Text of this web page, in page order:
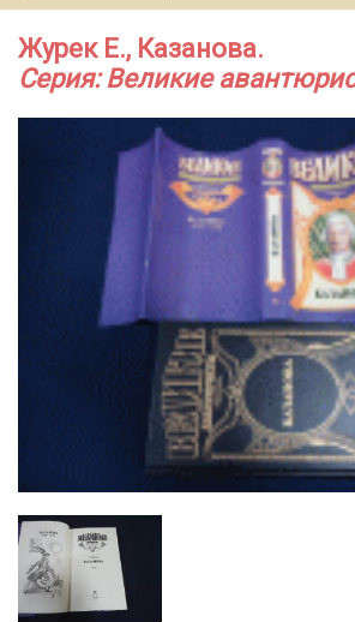
Журек Е., Казанова.
Серия: Великие